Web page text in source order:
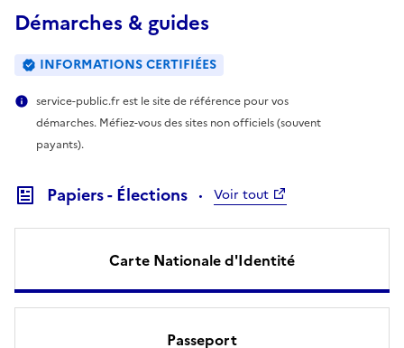
Démarches & guides
INFORMATIONS CERTIFIÉES
service-public.fr est le site de référence pour vos
démarches. Méfiez-vous des sites non officiels (souvent
payants).
Papiers - Élections Voir tout
Carte Nationale d'Identité
Passeport